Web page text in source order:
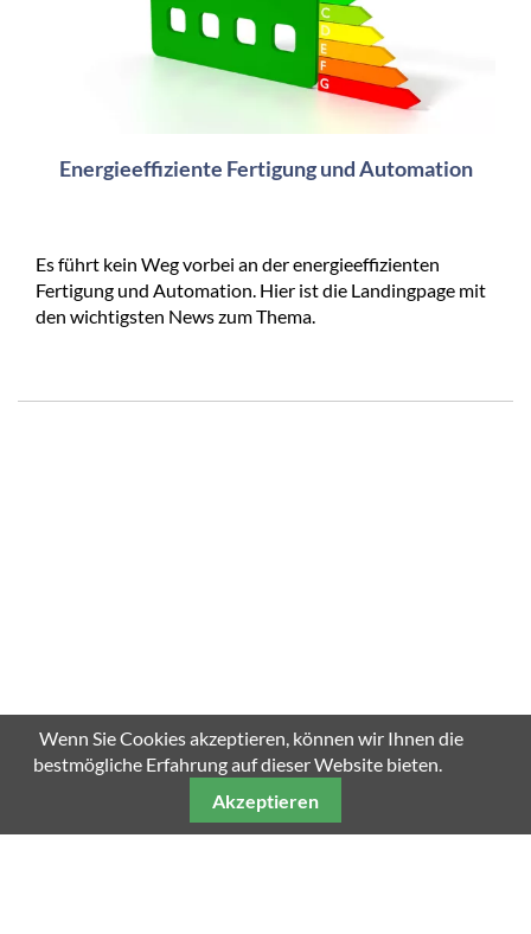
Energieeffiziente Fertigung und Automation
Es führt kein Weg vorbei an der energieeffizienten
Fertigung und Automation. Hier ist die Landingpage mit
den wichtigsten News zum Thema.
Wenn Sie Cookies akzeptieren, können wir Ihnen die
bestmögliche Erfahrung auf dieser Website bieten.
Akzeptieren